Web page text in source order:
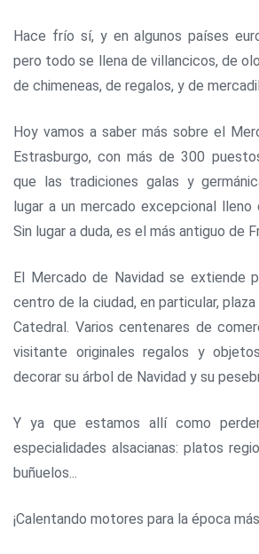
Hace frío sí, y en algunos países
pero todo se llena de villancicos, de
de chimeneas, de regalos, y de
Hoy vamos a saber más sobre el
Estrasburgo, con más de 300
que las tradiciones galas y
lugar a un mercado excepcional
Sin lugar a duda, es el más antiguo de
El Mercado de Navidad se extiende
centro de la ciudad, en particular,
Catedral. Varios centenares de
visitante originales regalos y
decorar su árbol de Navidad y su
Y ya que estamos allí como
especialidades alsacianas: platos
buñuelos...
¡Calentando motores para la época